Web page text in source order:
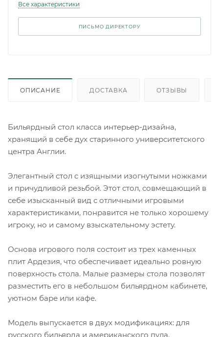
Все характеристики
ПИСЬМО ДИРЕКТОРУ
ОПИСАНИЕ ДОСТАВКА ОТЗЫВЫ
Бильярдный стол класса интерьер-дизайна,
хранящий в себе дух старинного университетского
центра Англии.
Элегантный стол с изящными изогнутыми ножками
и причудливой резьбой. Этот стол, совмещающий в
себе изысканный вид с отличными игровыми
характеристиками, понравится не только хорошему
игроку, но и самому взыскательному эстету.
Основа игрового поля состоит из трех каменных
плит Ардезия, что обеспечивает идеально ровную
поверхность стола. Малые размеры стола позволят
разместить его в небольшом бильярдном кабинете,
уютном баре или кафе.
Модель выпускается в двух модификациях: для
русского бильярда и американского пула.